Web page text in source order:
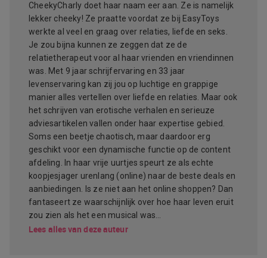
CheekyCharly doet haar naam eer aan. Ze is namelijk
lekker cheeky! Ze praatte voordat ze bij EasyToys
werkte al veel en graag over relaties, liefde en seks.
Je zou bijna kunnen ze zeggen dat ze de
relatietherapeut voor al haar vrienden en vriendinnen
was. Met 9 jaar schrijfervaring en 33 jaar
levenservaring kan zij jou op luchtige en grappige
manier alles vertellen over liefde en relaties. Maar ook
het schrijven van erotische verhalen en serieuze
adviesartikelen vallen onder haar expertise gebied.
Soms een beetje chaotisch, maar daardoor erg
geschikt voor een dynamische functie op de content
afdeling. In haar vrije uurtjes speurt ze als echte
koopjesjager urenlang (online) naar de beste deals en
aanbiedingen. Is ze niet aan het online shoppen? Dan
fantaseert ze waarschijnlijk over hoe haar leven eruit
zou zien als het een musical was…
Lees alles van deze auteur